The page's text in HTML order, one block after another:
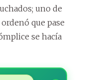
uno de
que pase
se hacía